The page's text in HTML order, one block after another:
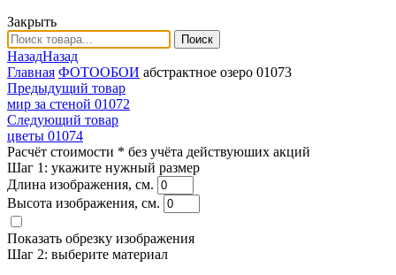
Закрыть
Поиск
НазадНазад
Главная ФОТООБОИ абстрактное озеро 01073
Предыдущий товар
мир за стеной 01072
Следующий товар
цветы 01074
Расчёт стоимости * без учёта действуюших акций
Шаг 1: укажите нужный размер
Длина изображения, см.
Высота изображения, см.
Показать обрезку изображения
Шаг 2: выберите материал